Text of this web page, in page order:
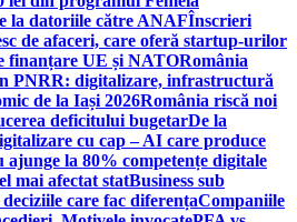
la datoriile către ANAFÎnscrieri
de afaceri, care oferă startup-urilor
finanțare UE și NATORomânia
PNRR: digitalizare, infrastructură
de la Iași 2026România riscă noi
deficitului bugetarDe la
cu cap – AI care produce
la 80% competențe digitale
mai afectat statBusiness sub
care fac diferențaCompaniile